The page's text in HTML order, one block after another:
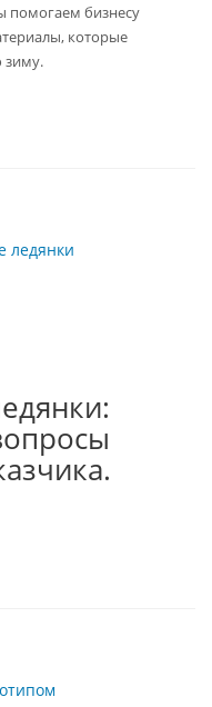
помогаем бизнесу
которые
зиму.